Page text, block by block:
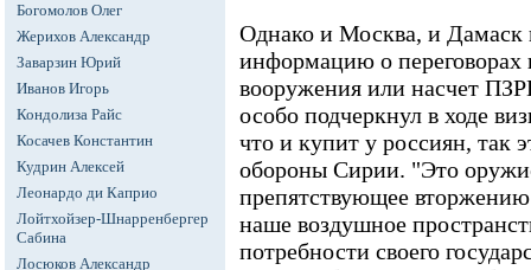
Богомолов Олег
Жерихов Александр
Заварзин Юрий
Иванов Игорь
Кондолиза Райс
Косачев Константин
Кудрин Алексей
Леонардо ди Каприо
Лойтхойзер-Шнарренбергер
Сабина
Лосюков Александр
Однако и Москва, и Дамаск
информацию о переговорах
вооружения или насчет
особо подчеркнул в ходе
что и купит у россиян, так
обороны Сирии. "Это
препятствующее
наше воздушное
потребности своего